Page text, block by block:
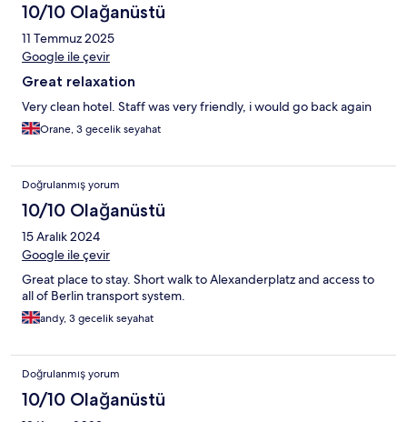
10/10 Olağanüstü
11 Temmuz 2025
Google ile çevir
Great relaxation
Very clean hotel. Staff was very friendly, i would go back again
Orane, 3 gecelik seyahat
Doğrulanmış yorum
10/10 Olağanüstü
15 Aralık 2024
Google ile çevir
Great place to stay. Short walk to Alexanderplatz and access to
all of Berlin transport system.
andy, 3 gecelik seyahat
Doğrulanmış yorum
10/10 Olağanüstü